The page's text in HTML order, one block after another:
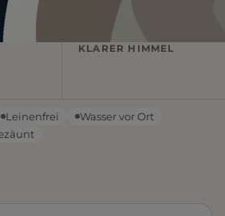
°C
KLARER HIMMEL
Leinenfrei
Wasser vor Ort